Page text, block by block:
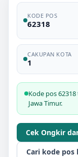
KODE POS
62318
CAKUPAN KOTA
1
Kode pos
Jawa Timur.
Cek Ongkir
Cari kode pos